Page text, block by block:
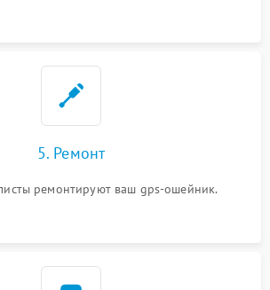
5. Ремонт
ремонтируют ваш gps-ошейник.